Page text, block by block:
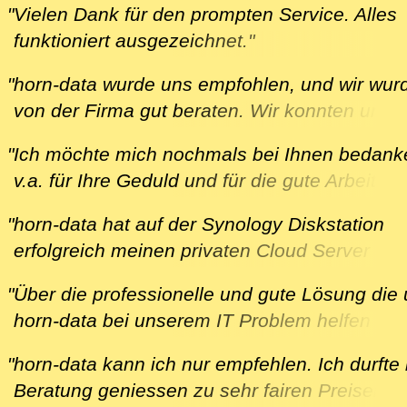
freuen wir uns auf eine weitere
und bedanken uns herzlich bei horn-data!"
"Vielen Dank für den prompten Service. Alles
funktioniert ausgezeichnet."
"horn-data wurde uns empfohlen, und wir
von der Firma gut beraten. Wir konnten
Alles fand ohne Zeitdruck statt, was wir als
angenehm empfanden, und wir haben für
Belange einen kompetenten Ansprech-
U. aus Lengnau am 26.7.2020
"Ich möchte mich nochmals bei Ihnen
v.a. für Ihre Geduld und für die gute Arbeit."
"horn-data hat auf der Synology Diskstation
erfolgreich meinen privaten Cloud Server
Rechner in unserem Haushalt und als
für alle meine mobilen Geräte (2x
Ipad) verwende.
Ausgangslage war ein lokaler Synology
"Über die professionelle und gute Lösung die
horn-data bei unserem IT Problem helfen
beraten und fühlte mich bei horn-data
ernstgenommen. Auch ist zu erwähnen wie
"horn-data kann ich nur empfehlen. Ich durfte
Beratung geniessen zu sehr fairen Preisen.